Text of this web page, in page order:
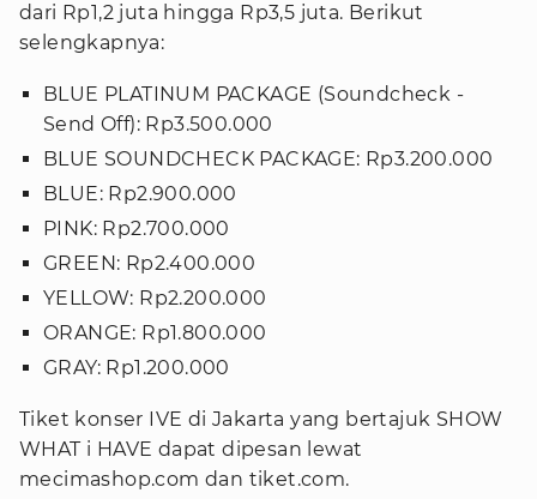
dari Rp1,2 juta hingga Rp3,5 juta. Berikut
selengkapnya:
BLUE PLATINUM PACKAGE (Soundcheck -
Send Off): Rp3.500.000
BLUE SOUNDCHECK PACKAGE: Rp3.200.000
BLUE: Rp2.900.000
PINK: Rp2.700.000
GREEN: Rp2.400.000
YELLOW: Rp2.200.000
ORANGE: Rp1.800.000
GRAY: Rp1.200.000
Tiket konser IVE di Jakarta yang bertajuk SHOW
WHAT i HAVE dapat dipesan lewat
mecimashop.com dan tiket.com.